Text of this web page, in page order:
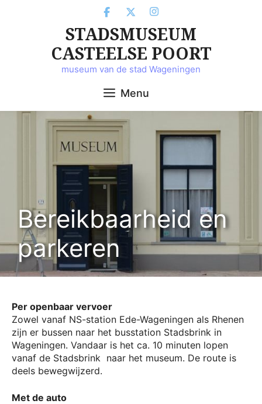
STADSMUSEUM
CASTEELSE POORT
museum van de stad Wageningen
Menu
Bereikbaarheid en
parkeren
Per openbaar vervoer
Zowel vanaf NS-station Ede-Wageningen als Rhenen
zijn er bussen naar het busstation Stadsbrink in
Wageningen. Vandaar is het ca. 10 minuten lopen
vanaf de Stadsbrink naar het museum. De route is
deels bewegwijzerd.
Met de auto